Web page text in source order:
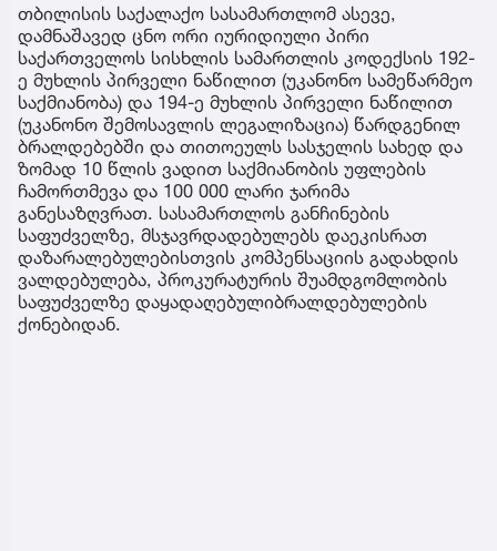
თბილისის საქალაქო სასამართლომ ასევე,
დამნაშავედ ცნო ორი იურიდიული პირი
საქართველოს სისხლის სამართლის კოდექსის 192-
ე მუხლის პირველი ნაწილით (უკანონო სამეწარმეო
საქმიანობა) და 194-ე მუხლის პირველი ნაწილით
(უკანონო შემოსავლის ლეგალიზაცია) წარდგენილ
ბრალდებებში და თითოეულს სასჯელის სახედ და
ზომად 10 წლის ვადით საქმიანობის უფლების
ჩამორთმევა და 100 000 ლარი ჯარიმა
განესაზღვრათ. სასამართლოს განჩინების
საფუძველზე, მსჯავრდადებულებს დაეკისრათ
დაზარალებულებისთვის კომპენსაციის გადახდის
ვალდებულება, პროკურატურის შუამდგომლობის
საფუძველზე დაყადაღებულიბრალდებულების
ქონებიდან.